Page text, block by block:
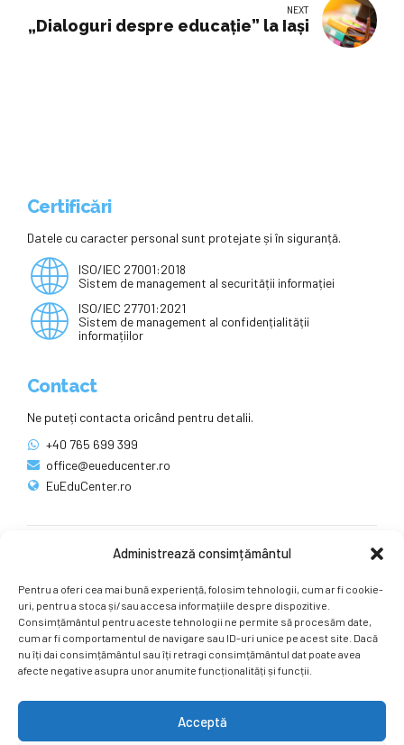
Administrează consimțământul
Pentru a oferi cea mai bună experiență, folosim tehnologii, cum ar fi cookie-
uri, pentru a stoca și/sau accesa informațiile despre dispozitive.
Consimțământul pentru aceste tehnologii ne permite să procesăm date,
cum ar fi comportamentul de navigare sau ID-uri unice pe acest site. Dacă
nu îți dai consimțământul sau îți retragi consimțământul dat poate avea
afecte negative asupra unor anumite funcționalități și funcții.
Acceptă
NEXT
„Dialoguri despre educaţie” la Iași
Certificări
Datele cu caracter personal sunt protejate și în siguranță.
ISO/IEC 27001:2018
Sistem de management al securității informației
ISO/IEC 27701:2021
Sistem de management al confidențialității
informațiilor
Contact
Ne puteți contacta oricând pentru detalii.
+40 765 699 399
office@eueducenter.ro
EuEduCenter.ro
Ne puteți găsi și pe rețelele sociale.